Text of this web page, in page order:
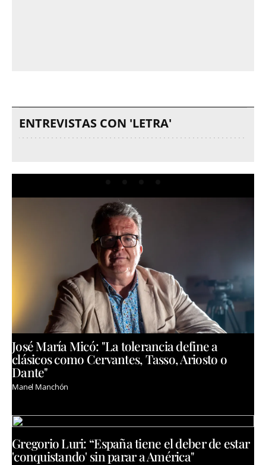
ENTREVISTAS CON 'LETRA'
José María Micó: "La tolerancia define a
clásicos como Cervantes, Tasso, Ariosto o
Dante"
Manel Manchón
Gregorio Luri: “España tiene el deber de estar
'conquistando' sin parar a América"